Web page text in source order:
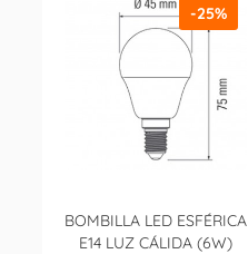
BOMBILLA LED ESFÉRICA
E14 LUZ CÁLIDA (6W)
-25%